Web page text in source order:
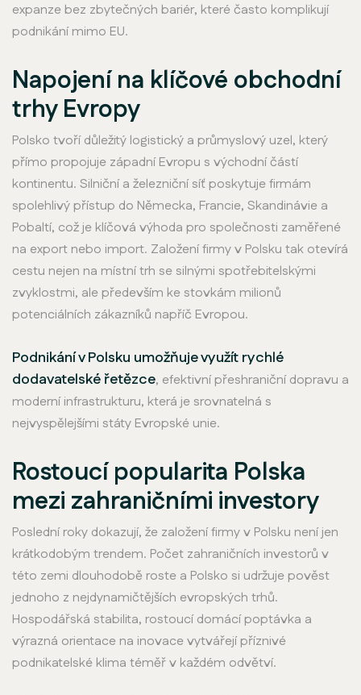
expanze bez zbytečných bariér, které často komplikují
podnikání mimo EU.
Napojení na klíčové obchodní
trhy Evropy
Polsko tvoří důležitý logistický a průmyslový uzel, který
přímo propojuje západní Evropu s východní částí
kontinentu. Silniční a železniční síť poskytuje firmám
spolehlivý přístup do Německa, Francie, Skandinávie a
Pobaltí, což je klíčová výhoda pro společnosti zaměřené
na export nebo import. Založení firmy v Polsku tak otevírá
cestu nejen na místní trh se silnými spotřebitelskými
zvyklostmi, ale především ke stovkám milionů
potenciálních zákazníků napříč Evropou.
Podnikání v Polsku umožňuje využít rychlé
dodavatelské řetězce, efektivní přeshraniční dopravu a
moderní infrastrukturu, která je srovnatelná s
nejvyspělejšími státy Evropské unie.
Rostoucí popularita Polska
mezi zahraničními investory
Poslední roky dokazují, že založení firmy v Polsku není jen
krátkodobým trendem. Počet zahraničních investorů v
této zemi dlouhodobě roste a Polsko si udržuje pověst
jednoho z nejdynamičtějších evropských trhů.
Hospodářská stabilita, rostoucí domácí poptávka a
výrazná orientace na inovace vytvářejí příznivé
podnikatelské klima téměř v každém odvětví.